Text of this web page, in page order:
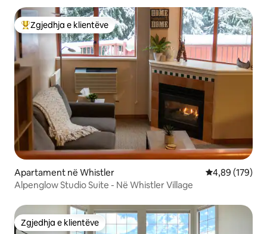
Më të mirat e zgjedhjeve të klientëve
Zgjedhja e klientëve
Apartament në Whistler Vlerësimi
4,89 (179)
Alpenglow Studio Suite - Në Whistler Village
Zgjedhja e klientëve
Zgjedhja e klientëve